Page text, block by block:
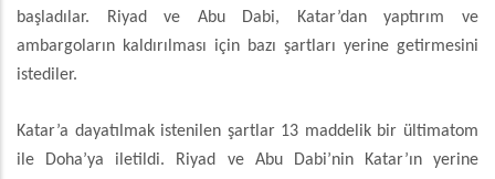
başladılar. Riyad ve Abu Dabi, Katar’dan yaptırım ve
ambargoların kaldırılması için bazı şartları yerine getirmesini
istediler.
Katar’a dayatılmak istenilen şartlar 13 maddelik bir ültimatom
ile Doha’ya iletildi. Riyad ve Abu Dabi’nin Katar’ın yerine